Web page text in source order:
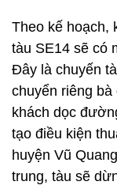
Theo kế hoạch,
tàu SE14 sẽ có
Đây là chuyến
chuyển riêng
khách dọc
tạo điều kiện
huyện Vũ
trung, tàu sẽ